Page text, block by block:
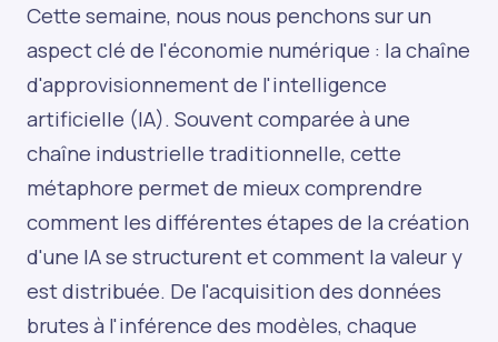
Cette semaine, nous nous penchons sur un
aspect clé de l'économie numérique : la chaîne
d'approvisionnement de l'intelligence
artificielle (IA). Souvent comparée à une
chaîne industrielle traditionnelle, cette
métaphore permet de mieux comprendre
comment les différentes étapes de la création
d'une IA se structurent et comment la valeur y
est distribuée. De l'acquisition des données
brutes à l'inférence des modèles, chaque